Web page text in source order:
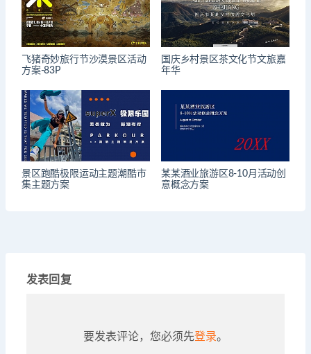
飞猪奇妙旅行节沙漠景区活动
方案-83P
国庆乡村景区茶文化节文旅嘉
年华
景区跑酷极限运动主题潮酷市
集主题方案
某某酒业旅游区8-10月活动创
意概念方案
发表回复
要发表评论，您必须先登录。